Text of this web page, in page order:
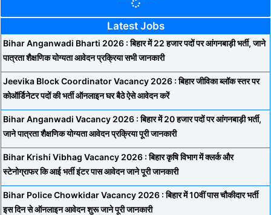
Latest Jobs
Bihar Anganwadi Bharti 2026 : बिहार में 22 हजार पदों पर आंगनबाड़ी भर्ती, जाने
पात्रता शैक्षणिक योग्यता आवेदन प्रक्रिया सभी जानकारी
Jeevika Block Coordinator Vacancy 2026 : बिहार जीविका ब्लॉक स्तर पर
कोऑर्डिनेटर पदों की भर्ती ऑनलाइन घर बैठे ऐसे आवेदन करें
Bihar Anganwadi Vacancy 2026 : बिहार में 20 हजार पदों पर आंगनबाड़ी भर्ती,
जाने पात्रता शैक्षणिक योग्यता आवेदन प्रक्रिया पूरी जानकारी
Bihar Krishi Vibhag Vacancy 2026 : बिहार कृषि विभाग में क्लर्क और
स्टेनोग्राफर कि आई भर्ती इंटर पास आवेदन जाने पूरी जानकारी
Bihar Police Chowkidar Vacancy 2026 : बिहार में 10वीं पास चौकीदार भर्ती
इस दिन से ऑनलाइन आवेदन शुरू जाने पूरी जानकारी